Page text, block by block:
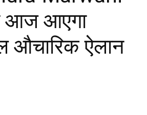
आज आएगा
औचारिक ऐलान